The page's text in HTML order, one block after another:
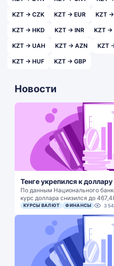
KZT → CZK KZT → EUR KZT
KZT → HKD KZT → INR KZT →
KZT → UAH KZT → AZN KZT
KZT → HUF KZT → GBP
Новости
Тенге укрепился к
По данным Национального
курс доллара снизился до
КУРСЫ ВАЛЮТ ФИНАНСЫ